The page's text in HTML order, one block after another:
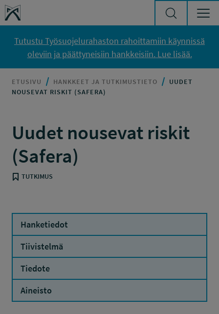
Siirry sisältöön
Työsuojelurahasto
Tutustu Työsuojelurahaston rahoittamiin käynnissä
oleviin ja päättyneisiin hankkeisiin. Lue lisää.
ETUSIVU HANKKEET JA TUTKIMUSTIETO
UUDET
NOUSEVAT RISKIT (SAFERA)
Uudet nousevat riskit
(Safera)
TUTKIMUS
Hanketiedot
Tiivistelmä
Tiedote
Aineisto